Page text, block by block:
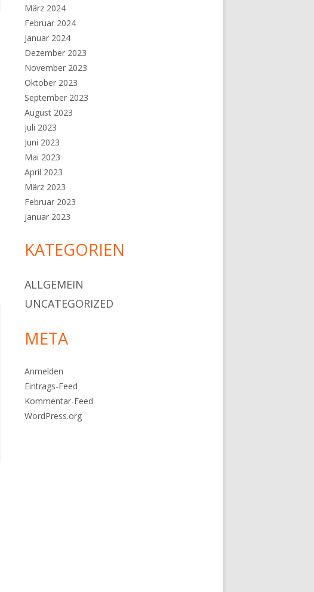
März 2024
Februar 2024
Januar 2024
Dezember 2023
November 2023
Oktober 2023
September 2023
August 2023
Juli 2023
Juni 2023
Mai 2023
April 2023
März 2023
Februar 2023
Januar 2023
KATEGORIEN
ALLGEMEIN
UNCATEGORIZED
META
Anmelden
Eintrags-Feed
Kommentar-Feed
WordPress.org